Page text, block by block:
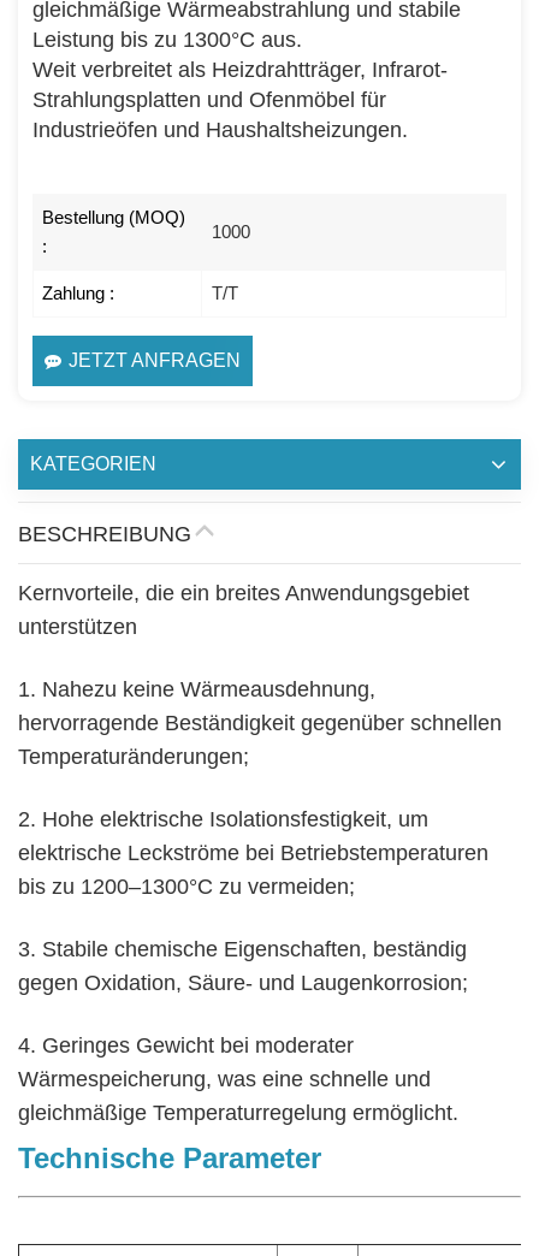
gleichmäßige Wärmeabstrahlung und stabile
Leistung bis zu 1300°C aus.
Weit verbreitet als Heizdrahtträger, Infrarot-
Strahlungsplatten und Ofenmöbel für
Industrieöfen und Haushaltsheizungen.
Bestellung (MOQ)
:
1000
Zahlung : T/T
JETZT ANFRAGEN
KATEGORIEN
BESCHREIBUNG
Kernvorteile, die ein breites Anwendungsgebiet
unterstützen
1. Nahezu keine Wärmeausdehnung,
hervorragende Beständigkeit gegenüber schnellen
Temperaturänderungen;
2. Hohe elektrische Isolationsfestigkeit, um
elektrische Leckströme bei Betriebstemperaturen
bis zu 1200–1300°C zu vermeiden;
3. Stabile chemische Eigenschaften, beständig
gegen Oxidation, Säure- und Laugenkorrosion;
4. Geringes Gewicht bei moderater
Wärmespeicherung, was eine schnelle und
gleichmäßige Temperaturregelung ermöglicht.
Technische Parameter